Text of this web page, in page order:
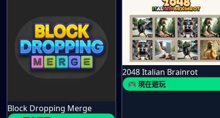
Block Dropping Merge
2048 Italian Brainrot
🎮 現在遊玩